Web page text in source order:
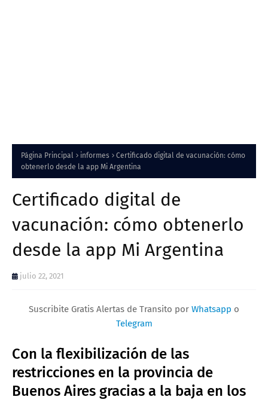
Página Principal informes
Certificado digital de vacunación: cómo
obtenerlo desde la app Mi Argentina
Certificado digital de
vacunación: cómo obtenerlo
desde la app Mi Argentina
julio 22, 2021
Suscribite Gratis Alertas de Transito por Whatsapp o
Telegram
Con la flexibilización de las
restricciones en la provincia de
Buenos Aires gracias a la baja en los